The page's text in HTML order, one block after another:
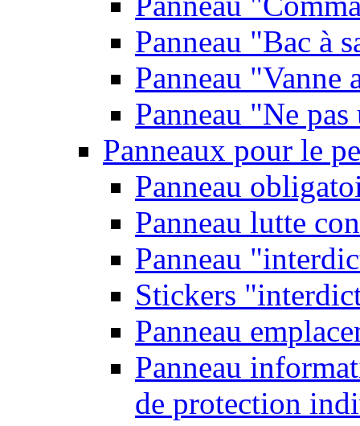
Panneau "Bac à
Panneau "Vanne
Panneau "Ne
Panneaux pour le
Panneau
Panneau lutte
Panneau
Stickers
Panneau
Panneau
de protection